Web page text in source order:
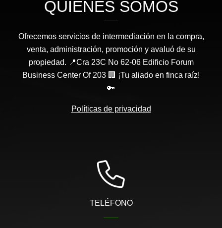
QUIÉNES SOMOS
Ofrecemos servicios de intermediación en la compra,
venta, administración, promoción y avaluó de su
propiedad. 📍Cra 23C No 62-06 Edificio Forum
Business Center Of 203 🏢 ¡Tu aliado en finca raíz!
🔑
Políticas de privacidad
TELÉFONO